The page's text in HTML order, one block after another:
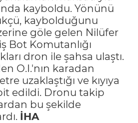
kayboldu. Yönünü
kaybolduğunu
göle gelen Nilüfer
Bot Komutanlığı
dron ile şahsa ulaştı.
O.I.'nın karadan
uzaklaştığı ve kıyıya
edildi. Dronu takip
bu şekilde
İHA